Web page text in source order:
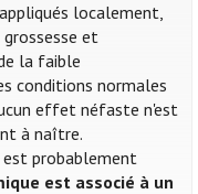
localement,
et
la faible
conditions normales
effet néfaste n'est
à naître.
est probablement
est associé à un